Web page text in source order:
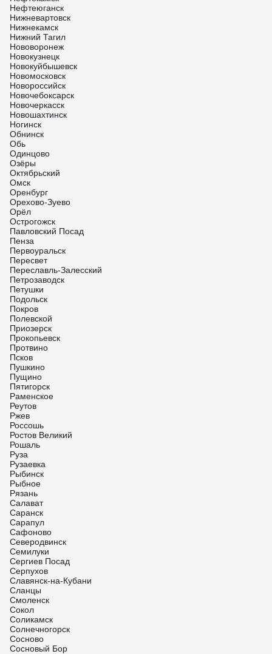
Нефтеюганск
Нижневартовск
Нижнекамск
Нижний Тагил
Нововоронеж
Новокузнецк
Новокуйбышевск
Новомосковск
Новороссийск
Новочебоксарск
Новочеркасск
Новошахтинск
Ногинск
Обнинск
Обь
Одинцово
Озёры
Октябрьский
Омск
Оренбург
Орехово-Зуево
Орёл
Острогожск
Павловский Посад
Пенза
Первоуральск
Пересвет
Переславль-Залесский
Петрозаводск
Петушки
Подольск
Покров
Полевской
Приозерск
Прокопьевск
Протвино
Псков
Пушкино
Пущино
Пятигорск
Раменское
Реутов
Ржев
Россошь
Ростов Великий
Рошаль
Руза
Рузаевка
Рыбинск
Рыбное
Рязань
Салават
Саранск
Сарапул
Сафоново
Северодвинск
Семилуки
Сергиев Посад
Серпухов
Славянск-на-Кубани
Сланцы
Смоленск
Сокол
Соликамск
Солнечногорск
Сосново
Сосновый Бор